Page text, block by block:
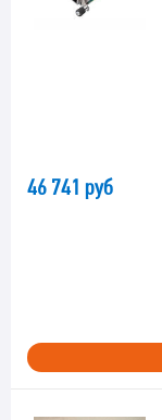
46 741 руб